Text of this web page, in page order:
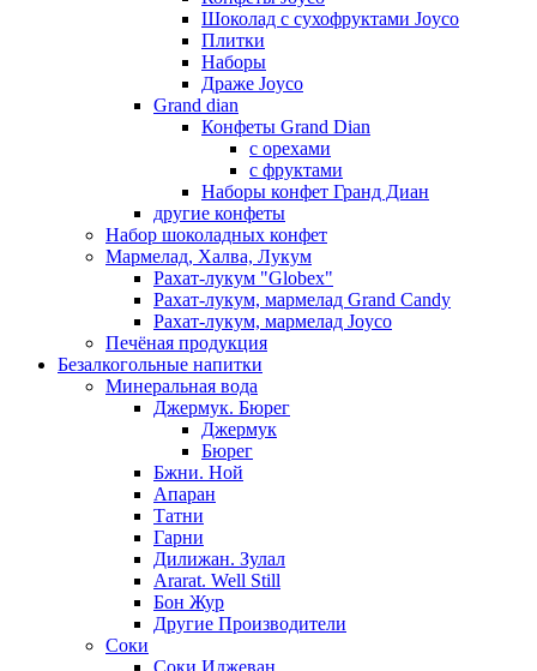
Шоколад с сухофруктами Joyco
Плитки
Наборы
Драже Joyco
Grand dian
Конфеты Grand Dian
с орехами
с фруктами
Наборы конфет Гранд Диан
другие конфеты
Набор шоколадных конфет
Мармелад, Халва, Лукум
Рахат-лукум "Globex"
Рахат-лукум, мармелад Grand Candy
Рахат-лукум, мармелад Joyco
Печёная продукция
Безалкогольные напитки
Минеральная вода
Джермук. Бюрег
Джермук
Бюрег
Бжни. Ной
Апаран
Татни
Гарни
Дилижан. Зулал
Ararat. Well Still
Бон Жур
Другие Производители
Соки
Соки Иджеван